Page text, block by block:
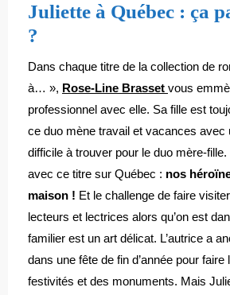
Juliette à Québec : ça
?
Dans chaque titre de la collection de
à… », Rose-Line Brasset vous
professionnel avec elle. Sa fille est
ce duo mène travail et vacances avec
difficile à trouver pour le duo mère-
avec ce titre sur Québec : nos
maison ! Et le challenge de faire
lecteurs et lectrices alors qu’on est
familier est un art délicat. L’autrice a
dans une fête de fin d’année pour faire
festivités et des monuments. Mais